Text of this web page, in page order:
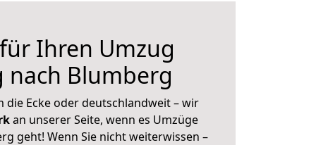
Ihren Umzug
nach Blumberg
die Ecke oder deutschlandweit – wir
an unserer Seite, wenn es Umzüge
geht! Wenn Sie nicht weiterwissen –